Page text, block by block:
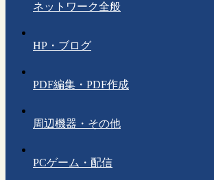
ネットワーク全般
HP・ブログ
PDF編集・PDF作成
周辺機器・その他
PCゲーム・配信